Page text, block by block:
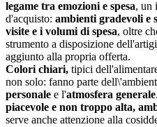
legame tra emozioni e spesa, un
d'acquisto: ambienti gradevoli e
visite e i volumi di spesa, oltre
strumento a disposizione
aggiunto alla propria offerta.
Colori chiari, tipici
non solo: fanno parte
personale e l'atmosfera generale.
piacevole e non troppo alta,
serve anche attenzione alla